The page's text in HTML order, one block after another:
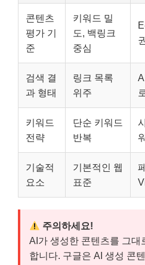
콘텐츠
평가 기
준
키워드 밀
도, 백링크
중심
검색 결
과 형태
링크 목록
위주
키워드
전략
단순 키워드
반복
기술적
요소
기본적인 웹
표준
주의하세요!
AI가 생성한 콘텐츠를 그대
합니다. 구글은 AI 생성 콘